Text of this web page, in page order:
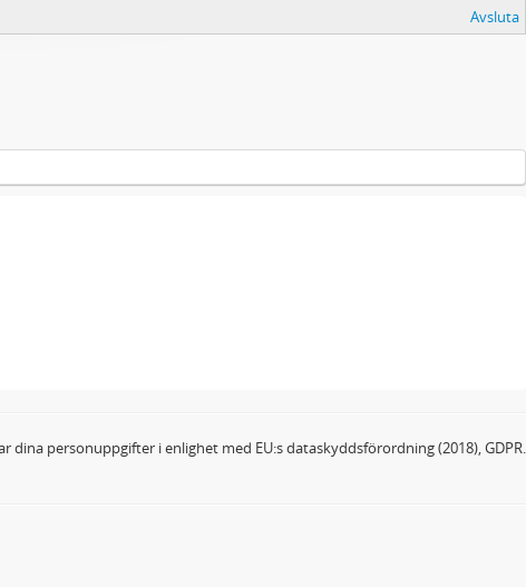
Avsluta
dina personuppgifter i enlighet med EU:s dataskyddsförordning (2018), GDPR.